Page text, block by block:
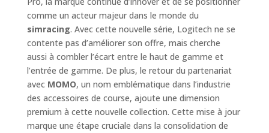
comme un acteur majeur dans le monde du
simracing. Avec cette nouvelle série, Logitech ne se
contente pas d’améliorer son offre, mais cherche
aussi à combler l’écart entre le haut de gamme et
l’entrée de gamme. De plus, le retour du partenariat
avec MOMO, un nom emblématique dans l’industrie
des accessoires de course, ajoute une dimension
premium à cette nouvelle collection. Cette mise à jour
marque une étape cruciale dans la consolidation de